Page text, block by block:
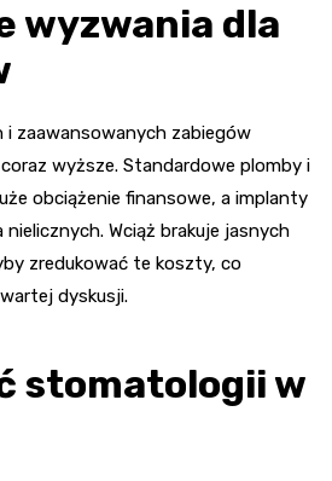
wyzwania dla
zaawansowanych zabiegów
wyższe. Standardowe plomby i
obciążenie finansowe, a implanty
Wciąż brakuje jasnych
zredukować te koszty, co
dyskusji.
stomatologii w